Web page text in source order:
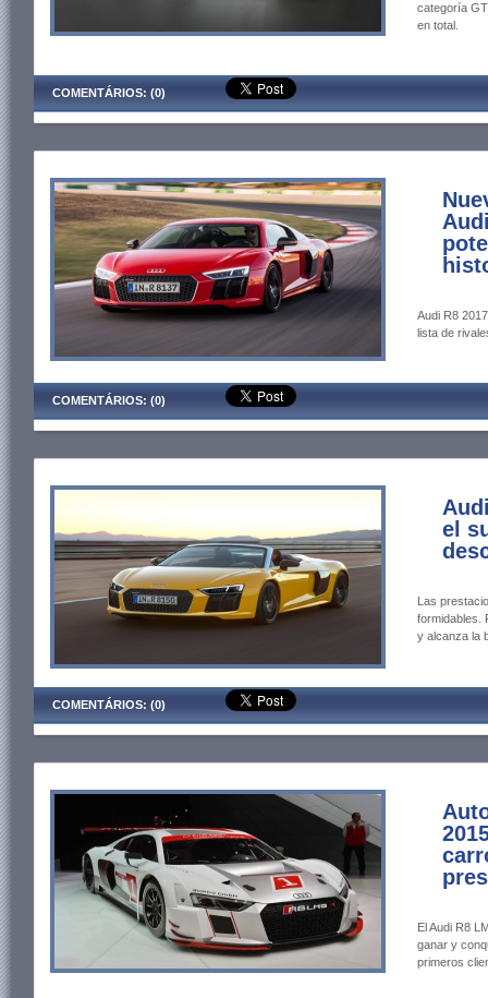
categoría
en total.
COMENTÁRIOS: (0)
Audi R8
lista de
COMENTÁRIOS: (0)
el
Las
formidables.
y alcanza la
COMENTÁRIOS: (0)
El Audi R8
ganar y
primeros